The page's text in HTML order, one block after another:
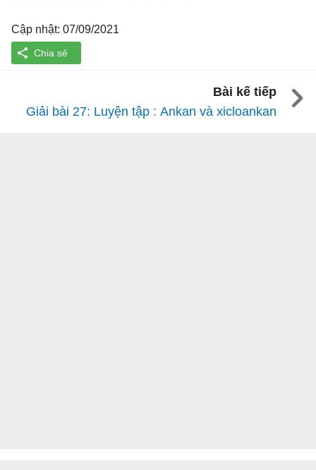
Cập nhật: 07/09/2021
Bài kế tiếp
Giải bài 27: Luyện tập : Ankan và xicloankan